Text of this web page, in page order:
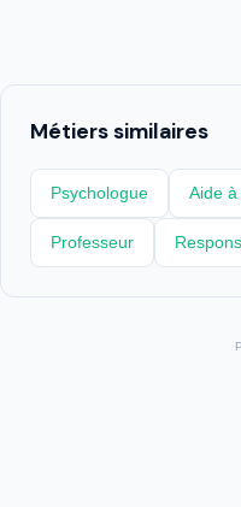
Métiers similaires
Psychologue Aide
Professeur